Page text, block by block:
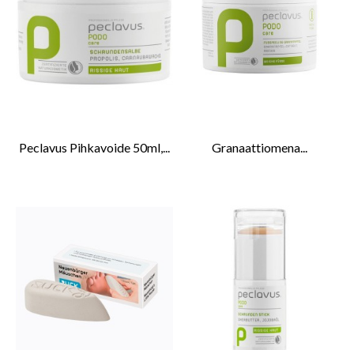
Peclavus Pihkavoide 50ml,... Granaattiomena...